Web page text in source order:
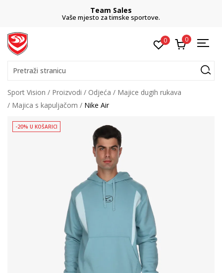
Team Sales
Vaše mjesto za timske sportove.
0 0
Pretraži stranicu
Sport Vision Proizvodi Odjeća
Majice dugih rukava
Majica s kapuljačom
Nike Air
-20% U KOŠARICI